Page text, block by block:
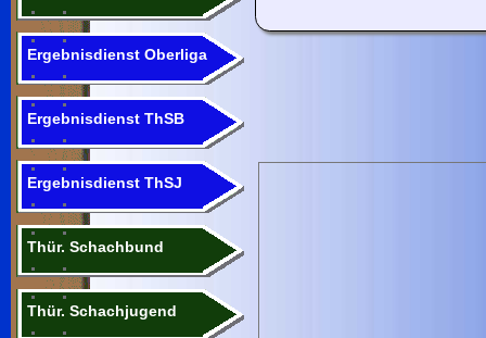
Ergebnisdienst Oberliga
Ergebnisdienst ThSB
Ergebnisdienst ThSJ
Thür. Schachbund
Thür. Schachjugend